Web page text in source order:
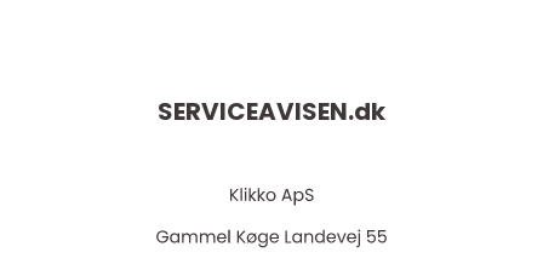
SERVICEAVISEN.dk